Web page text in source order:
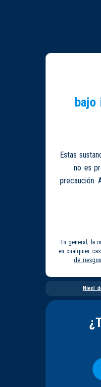
bajo
Estas
no es
precaución.
En general, la
en cualquier
de riesgos
Nivel